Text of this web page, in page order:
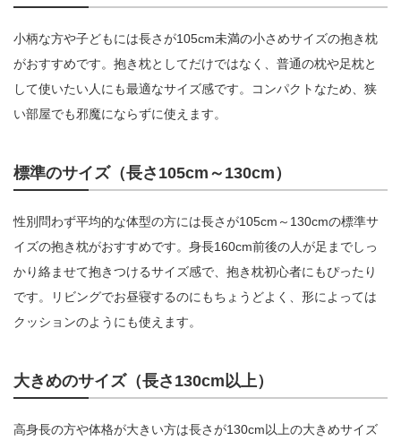
小柄な方や子どもには長さが105cm未満の小さめサイズの抱き枕
がおすすめです。抱き枕としてだけではなく、普通の枕や足枕と
して使いたい人にも最適なサイズ感です。コンパクトなため、狭
い部屋でも邪魔にならずに使えます。
標準のサイズ（長さ105cm～130cm）
性別問わず平均的な体型の方には長さが105cm～130cmの標準サ
イズの抱き枕がおすすめです。身長160cm前後の人が足までしっ
かり絡ませて抱きつけるサイズ感で、抱き枕初心者にもぴったり
です。リビングでお昼寝するのにもちょうどよく、形によっては
クッションのようにも使えます。
大きめのサイズ（長さ130cm以上）
高身長の方や体格が大きい方は長さが130cm以上の大きめサイズ